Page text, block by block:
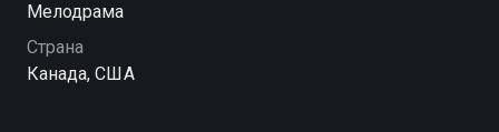
Мелодрама
Страна
Канада, США